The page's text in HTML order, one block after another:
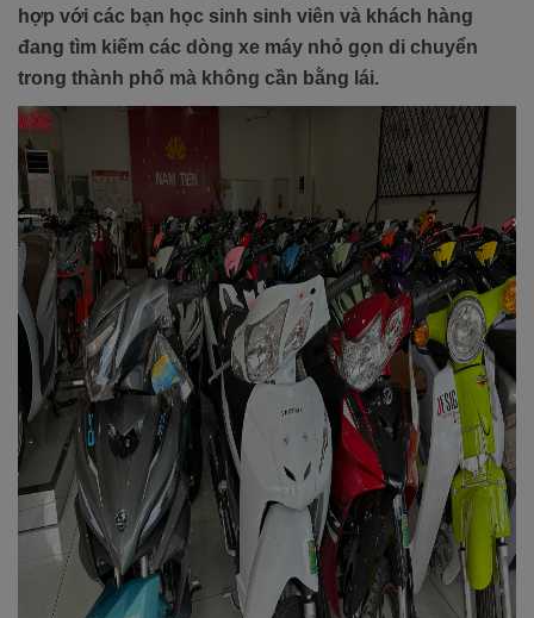
hợp với các bạn học sinh sinh viên và khách hàng
đang tìm kiếm các dòng xe máy nhỏ gọn di chuyển
trong thành phố mà không cần bằng lái.